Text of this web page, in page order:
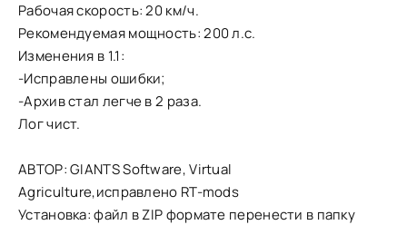
Рабочая скорость: 20 км/ч.
Рекомендуемая мощность: 200 л.с.
Изменения в 1.1:
-Исправлены ошибки;
-Архив стал легче в 2 раза.
Лог чист.
АВТОР: GIANTS Software, Virtual
Agriculture,исправлено RT-mods
Установка: файл в ZIP формате перенести в папку